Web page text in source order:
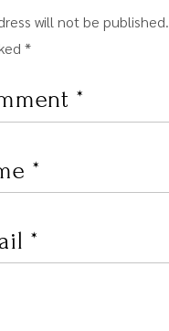
will not be published.
*